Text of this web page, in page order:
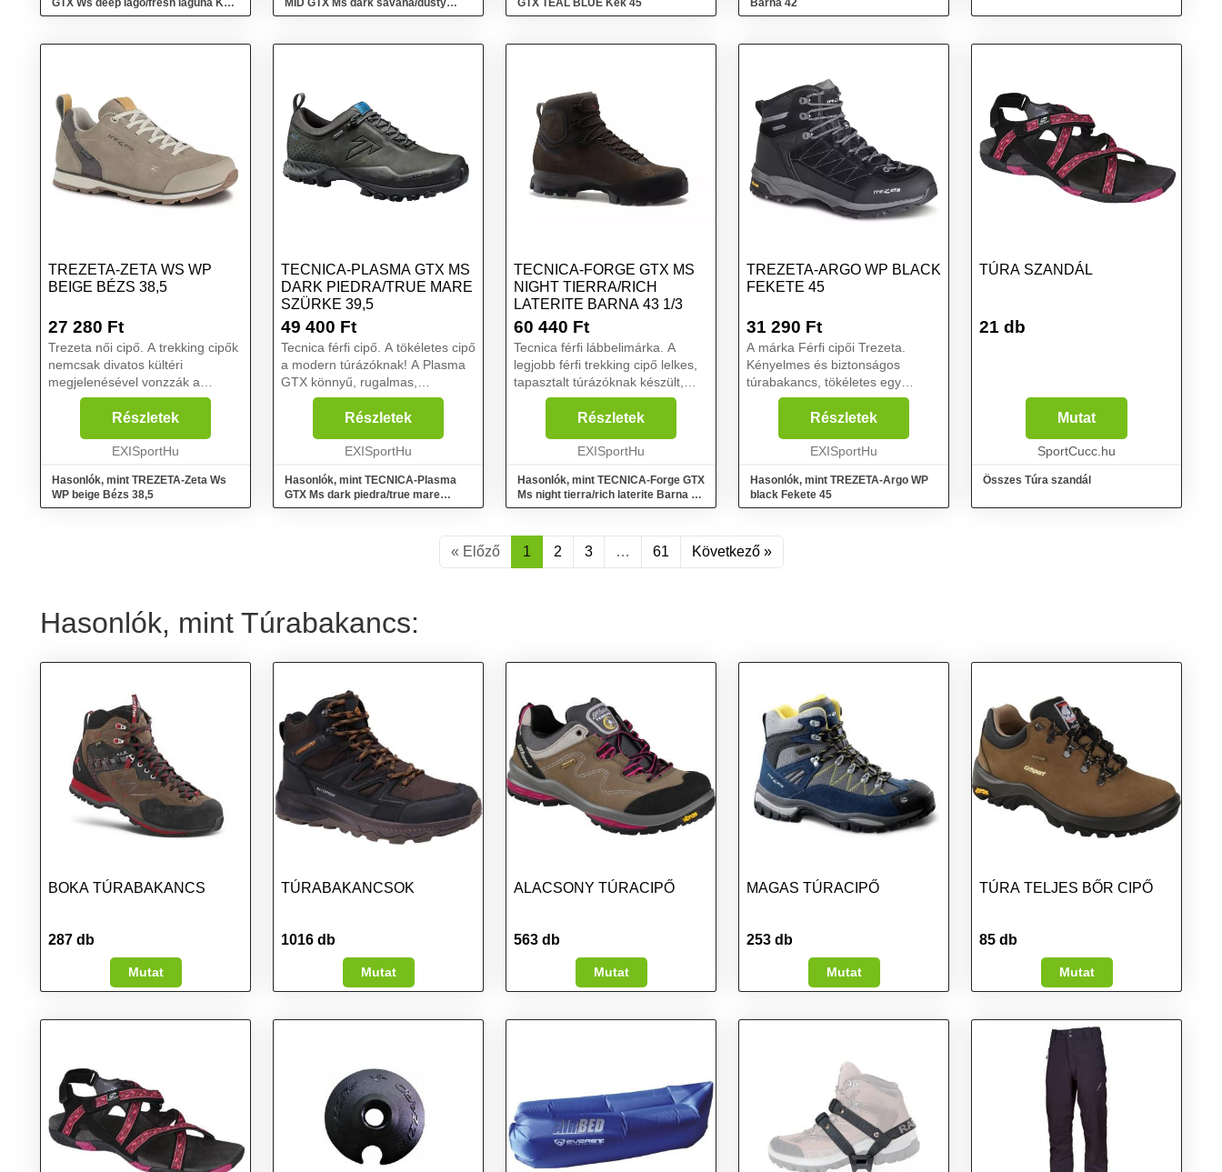
GTX Ws deep lago/fresh laguna Kék
40 2/3
MID GTX Ms dark savana/dusty
campo Barna 41,5
GTX TEAL BLUE Kék 45
Barna 42
TREZETA-ZETA WS WP
BEIGE BÉZS 38,5
27 280 Ft
Trezeta női cipő. A trekking cipők
nemcsak divatos kültéri
megjelenésével vonzzák a
figyelmet, hanem nagyon jó
funkcionalitással is. A női hegyi
csizma kiváló kényelmet biztosít a
párnázott belsőnek é...
Részletek
EXISportHu
Hasonlók, mint TREZETA-Zeta Ws
WP beige Bézs 38,5
TECNICA-PLASMA GTX MS
DARK PIEDRA/TRUE MARE
SZÜRKE 39,5
49 400 Ft
Tecnica férfi cipő. A tökéletes cipő
a modern túrázóknak! A Plasma
GTX könnyű, rugalmas,
mozgékony és rendkívül
kényelmes, miközben lenyűgöző
tapadást és támogatást kínál –
még a legtechnikásabb utako...
Részletek
EXISportHu
Hasonlók, mint TECNICA-Plasma
GTX Ms dark piedra/true mare
Szürke 39,5
TECNICA-FORGE GTX MS
NIGHT TIERRA/RICH
LATERITE BARNA 43 1/3
60 440 Ft
Tecnica férfi lábbelimárka. A
legjobb férfi trekking cipő lelkes,
tapasztalt túrázóknak készült,
akik a legmagasabb szintű
támogatást, kényelmet és
védelmet keresik a kihívásokkal
teli utakon és túrák...
Részletek
EXISportHu
Hasonlók, mint TECNICA-Forge GTX
Ms night tierra/rich laterite Barna 43
1/3
TREZETA-ARGO WP BLACK
FEKETE 45
31 290 Ft
A márka Férfi cipői Trezeta.
Kényelmes és biztonságos
túrabakancs, tökéletes egy
kellemes erdőbe való feljutáshoz,
vagy a hegyi ösvényeken való
biztonságos sétához. Speciális
felépítésüknek köszönhető...
Részletek
EXISportHu
Hasonlók, mint TREZETA-Argo WP
black Fekete 45
TÚRA SZANDÁL
21 db
Mutat
SportCucc.hu
Összes Túra szandál
« Előző 1 2 3 … 61 Következő »
Hasonlók, mint Túrabakancs:
BOKA TÚRABAKANCS
287 db
Mutat
TÚRABAKANCSOK
1016 db
Mutat
ALACSONY TÚRACIPŐ
563 db
Mutat
MAGAS TÚRACIPŐ
253 db
Mutat
TÚRA TELJES BŐR CIPŐ
85 db
Mutat